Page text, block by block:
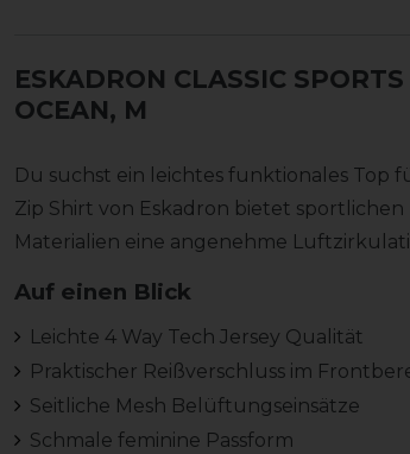
ESKADRON CLASSIC
OCEAN, M
Du suchst ein leichtes funktionales Top
Zip Shirt von Eskadron bietet
Materialien eine angenehme
Auf einen Blick
Leichte 4 Way Tech Jersey Qualität
Praktischer Reißverschluss im
Seitliche Mesh Belüftungseinsätze
Schmale feminine Passform